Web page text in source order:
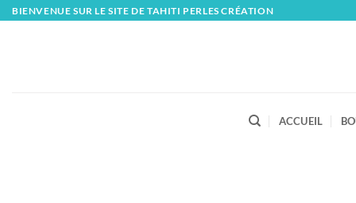
SkipBIENVENUE SUR LE SITE DE TAHITI PERLES CRÉATION
ACCUEIL